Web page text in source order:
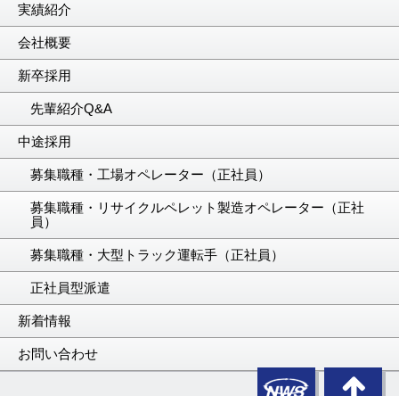
実績紹介
会社概要
新卒採用
先輩紹介Q&A
中途採用
募集職種・工場オペレーター（正社員）
募集職種・リサイクルペレット製造オペレーター（正社
員）
募集職種・大型トラック運転手（正社員）
正社員型派遣
新着情報
お問い合わせ